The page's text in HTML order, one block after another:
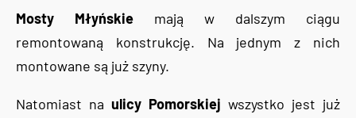
Mosty Młyńskie mają w dalszym ciągu
remontowaną konstrukcję. Na jednym z nich
montowane są już szyny.
Natomiast na ulicy Pomorskiej wszystko jest już